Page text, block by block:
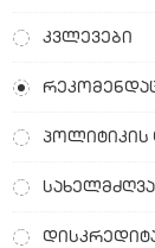
კვლევები
პოლიტიკის